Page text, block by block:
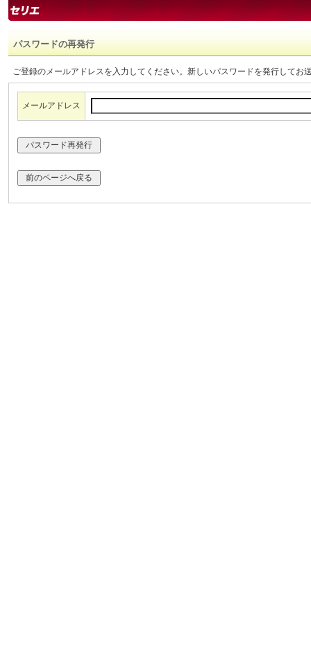
パスワードの再発行
ご登録のメールアドレスを入力してください。新しいパスワードを発行してお
メールアドレス